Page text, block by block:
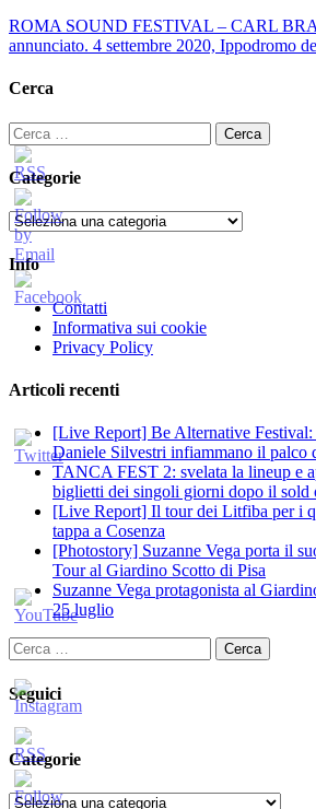
ROMA SOUND FESTIVAL – CARL
annunciato. 4 settembre 2020, Ippodromo
Cerca
Ricerca
per:
Categorie
Categorie
Info
Contatti
Informativa sui cookie
Privacy Policy
Articoli recenti
[Live Report] Be Alternative
Daniele Silvestri infiammano il palco
TANCA FEST 2: svelata la lineup e
biglietti dei singoli giorni dopo il sold
[Live Report] Il tour dei Litfiba per i
tappa a Cosenza
[Photostory] Suzanne Vega porta il
Tour al Giardino Scotto di Pisa
Suzanne Vega protagonista al
25 luglio
Ricerca
per:
Seguici
Categorie
Categorie